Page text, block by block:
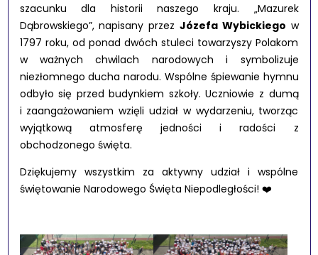
szacunku dla historii naszego kraju. „Mazurek
Dąbrowskiego”, napisany przez Józefa Wybickiego w
1797 roku, od ponad dwóch stuleci towarzyszy Polakom
w ważnych chwilach narodowych i symbolizuje
niezłomnego ducha narodu. Wspólne śpiewanie hymnu
odbyło się przed budynkiem szkoły. Uczniowie z dumą
i zaangażowaniem wzięli udział w wydarzeniu, tworząc
wyjątkową atmosferę jedności i radości z
obchodzonego święta.
Dziękujemy wszystkim za aktywny udział i wspólne
świętowanie Narodowego Święta Niepodległości! ❤️